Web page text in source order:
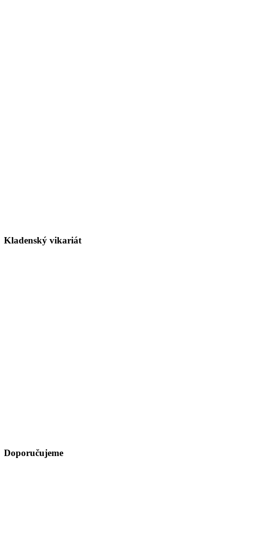
Kladenský vikariát
Doporučujeme